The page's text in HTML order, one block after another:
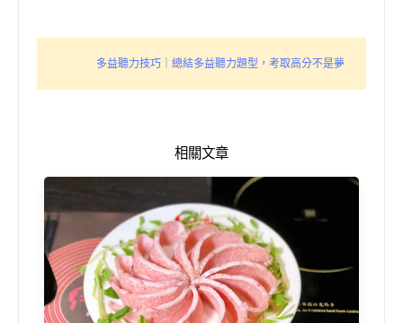
多益聽力技巧｜總結多益聽力題型，考取高分不是夢
相關文章